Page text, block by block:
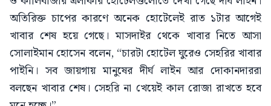
অতিরিক্ত চাপের কারণে অনেক হোটেলেই রাত ১টার আগেই
খাবার শেষ হয়ে গেছে। মাসদাইর থেকে খাবার নিতে আসা
সোলাইমান হোসেন বলেন, “চারটা হোটেল ঘুরেও সেহরির খাবার
পাইনি। সব জায়গায় মানুষের দীর্ঘ লাইন আর দোকানদাররা
বলছেন খাবার শেষ। সেহরি না খেয়েই কাল রোজা রাখতে হবে